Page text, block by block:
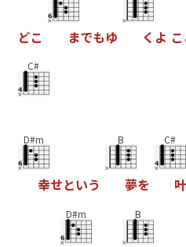
どこ までもゆ く よ こ
C#
D#m
幸せという
B
夢を
C#
叶
D#m B